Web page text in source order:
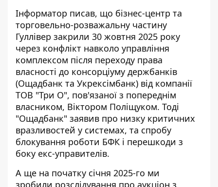
Інформатор писав, що бізнес-центр та
торговельно-розважальну частину
Гуллівер закрили 30 жовтня 2025 року
через конфлікт навколо управління
комплексом після переходу права
власності до консорціуму держбанків
(Ощадбанк та Укрексімбанк) від компанії
ТОВ "Три О", пов'язаної з попереднім
власником, Віктором Поліщуком. Тоді
"Ощадбанк" заявив про низку критичних
вразливостей у системах, та спробу
блокування роботи БФК і перешкоди з
боку екс-управителів.
А ще на початку січня 2025-го ми
зробили розслідування про аукціон з